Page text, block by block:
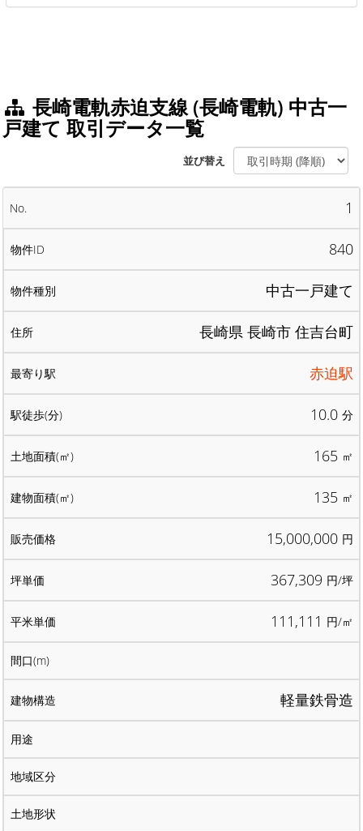
長崎電軌赤迫支線 (長崎電軌) 中古一
戸建て 取引データ一覧
並び替え
1
840
中古一戸建て
長崎県 長崎市 住吉台町
赤迫駅
10.0 分
165 ㎡
135 ㎡
15,000,000 円
367,309 円/坪
111,111 円/㎡
軽量鉄骨造